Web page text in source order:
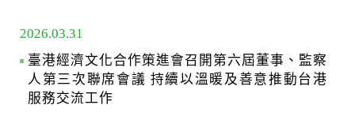
2026.03.31
臺港經濟文化合作策進會召開第六屆董事、監察
人第三次聯席會議 持續以溫暖及善意推動台港
服務交流工作